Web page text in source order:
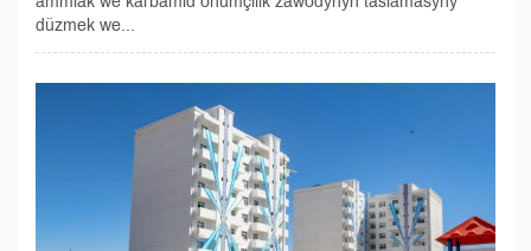
düzmek we...